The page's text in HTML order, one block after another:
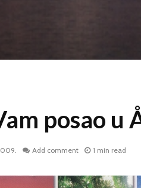
posao u
Add comment 1 min read